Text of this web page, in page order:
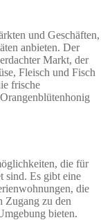
und Geschäften,
anbieten. Der
Markt, der
Fleisch und Fisch
frische
die für
sind. Es gibt eine
die
Zugang zu den
bieten.